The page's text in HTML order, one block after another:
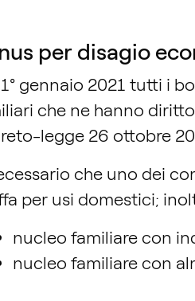
per disagio
gennaio 2021 tutti i
che ne hanno
legge 26 ottobre
che uno dei
per usi domestici;
nucleo familiare con
nucleo familiare con